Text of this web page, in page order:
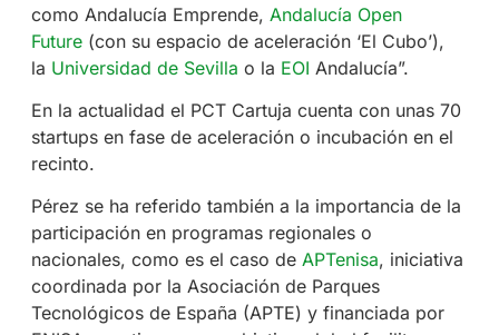
como Andalucía Emprende, Andalucía Open
Future(con su espacio de aceleración ‘El Cubo’),
la Universidad de Sevilla o la EOI Andalucía”.
En la actualidad el PCT Cartuja cuenta con unas 70
startups en fase de aceleración o incubación en el
recinto.
Pérez se ha referido también a la importancia de la
participación en programas regionales o
nacionales, como es el caso de APTenisa, iniciativa
coordinada por la Asociación de Parques
Tecnológicos de España (APTE) y financiada por